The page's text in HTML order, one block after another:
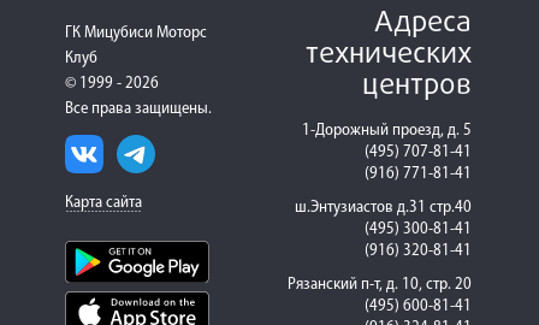
ГК Мицубиси Моторс
Клуб
© 1999 - 2026
Все права защищены.
Карта сайта
Адреса
технических
центров
1-Дорожный проезд, д. 5
(495) 707-81-41
(916) 771-81-41
ш.Энтузиастов д.31 стр.40
(495) 300-81-41
(916) 320-81-41
Рязанский п-т, д. 10, стр. 20
(495) 600-81-41